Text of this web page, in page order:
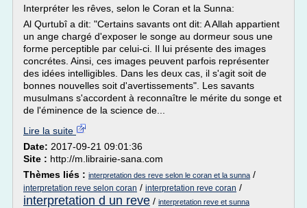
Interpréter les rêves, selon le Coran et la Sunna:
Al Qurtubî a dit: "Certains savants ont dit: A Allah appartient
un ange chargé d'exposer le songe au dormeur sous une
forme perceptible par celui-ci. Il lui présente des images
concrétes. Ainsi, ces images peuvent parfois représenter
des idées intelligibles. Dans les deux cas, il s'agit soit de
bonnes nouvelles soit d'avertissements". Les savants
musulmans s'accordent à reconnaître le mérite du songe et
de l'éminence de la science de...
Lire la suite
Date: 2017-09-21 09:01:36
Site : http://m.librairie-sana.com
Thèmes liés : interpretation des reve selon le coran et la sunna /
interpretation reve selon coran / interpretation reve coran /
interpretation d un reve / interpretation reve et sunna